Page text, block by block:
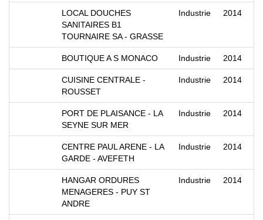
LOCAL DOUCHES
SANITAIRES B1
TOURNAIRE SA - GRASSE
Industrie 2014
BOUTIQUE A S MONACO Industrie 2014
CUISINE CENTRALE -
ROUSSET
Industrie 2014
PORT DE PLAISANCE - LA
SEYNE SUR MER
Industrie 2014
CENTRE PAUL ARENE - LA
GARDE - AVEFETH
Industrie 2014
HANGAR ORDURES
MENAGERES - PUY ST
ANDRE
Industrie 2014